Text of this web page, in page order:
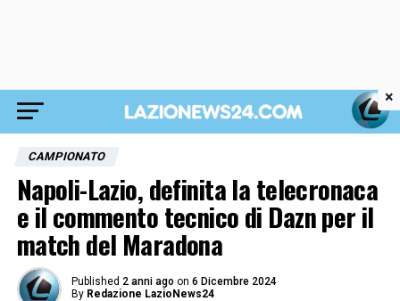
CAMPIONATO
Napoli-Lazio, definita la telecronaca
e il commento tecnico di Dazn per il
match del Maradona
Published 2 anni ago on 6 Dicembre 2024
By Redazione LazioNews24
×